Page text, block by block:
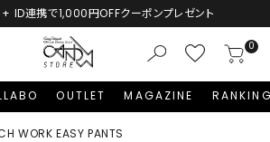
ID連携で1,000円OFFクーポンプレゼント
0
OUTLET MAGAZINE
WORK EASY PANTS